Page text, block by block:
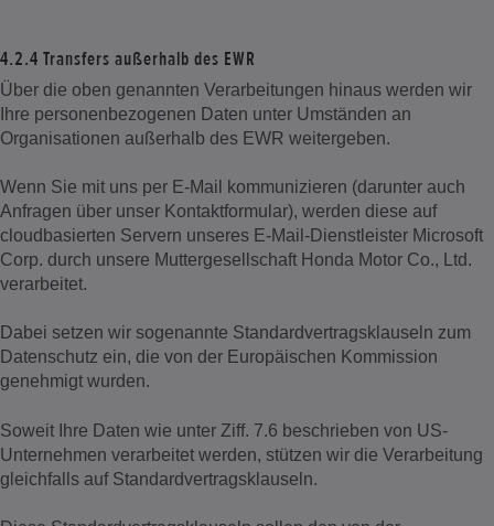
4.2.4 Transfers außerhalb des EWR
Über die oben genannten Verarbeitungen hinaus werden wir
Ihre personenbezogenen Daten unter Umständen an
Organisationen außerhalb des EWR weitergeben.
Wenn Sie mit uns per E-Mail kommunizieren (darunter auch
Anfragen über unser Kontaktformular), werden diese auf
cloudbasierten Servern unseres E-Mail-Dienstleister Microsoft
Corp. durch unsere Muttergesellschaft Honda Motor Co., Ltd.
verarbeitet.
Dabei setzen wir sogenannte Standardvertragsklauseln zum
Datenschutz ein, die von der Europäischen Kommission
genehmigt wurden.
Soweit Ihre Daten wie unter Ziff. 7.6 beschrieben von US-
Unternehmen verarbeitet werden, stützen wir die Verarbeitung
gleichfalls auf Standardvertragsklauseln.